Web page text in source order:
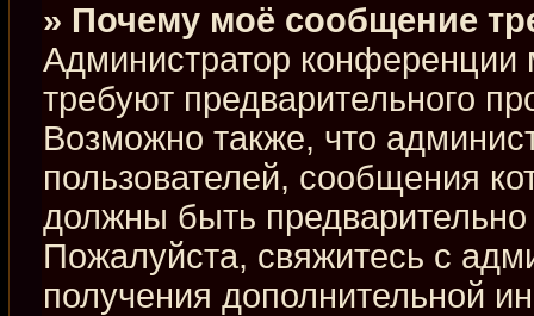
» Почему моё сообщение
Администратор
требуют предварительного
Возможно также, что
пользователей, сообщения
должны быть
Пожалуйста, свяжитесь с
получения дополнительной